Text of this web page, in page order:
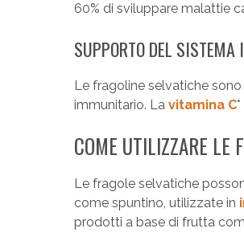
60% di sviluppare malattie
SUPPORTO DEL
Le fragoline selvatiche
immunitario. La vitamina C
COME UTILIZZARE LE
Le fragole selvatiche
come spuntino, utilizzate in
prodotti a base di frutta